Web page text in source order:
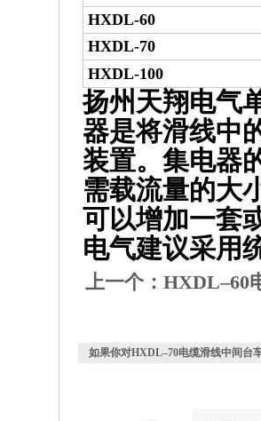
HXDL-60
HXDL-70
HXDL-100
扬州天翔电气
器是将滑线中
装置。集电器
需载流量的大
可以增加一套
电气建议采用
上一个： HXDL–60
如果你对HXDL–70电缆滑线中间台